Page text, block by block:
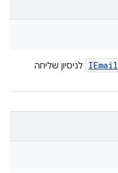
IEmail לניסיון שליחה